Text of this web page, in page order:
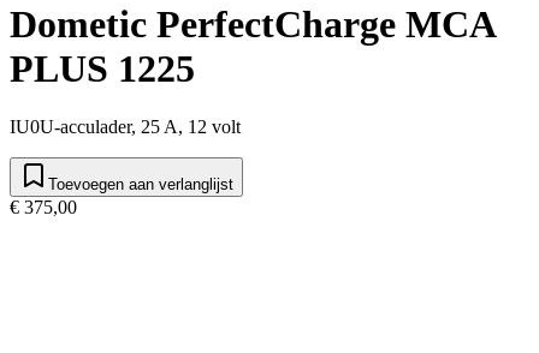
Dometic PerfectCharge MCA
PLUS 1225
IU0U-acculader, 25 A, 12 volt
Toevoegen aan verlanglijst
€ 375,00